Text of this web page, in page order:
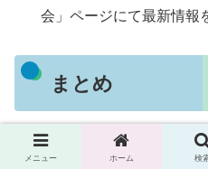
会」ページにて最新情報
まとめ
今回は、子連れファミリー
メニュー ホーム 検